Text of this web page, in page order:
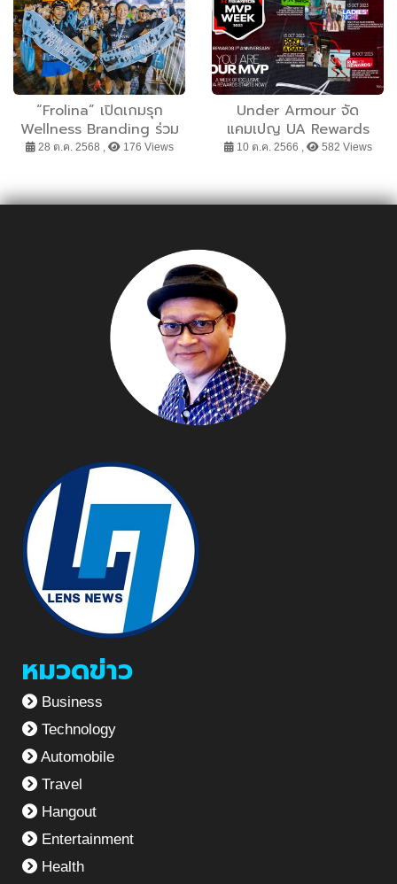
“Frolina” เปิดเกมรุก
Wellness Branding ร่วม
สนับสนุนงานวิ่งระดับเอเชีย
Marathon ชูแนวคิด “Rest
28 ต.ค. 2568 , 176 Views
Under Armour จัด
แคมเปญ UA Rewards
MVP Week ฉลองหนึ่งปี
เอ็กซ์คลูซีฟมากมาย ตั้งแต่
10 ต.ค. 2566 , 582 Views
หมวดข่าว
Business
Technology
Automobile
Travel
Hangout
Entertainment
Health